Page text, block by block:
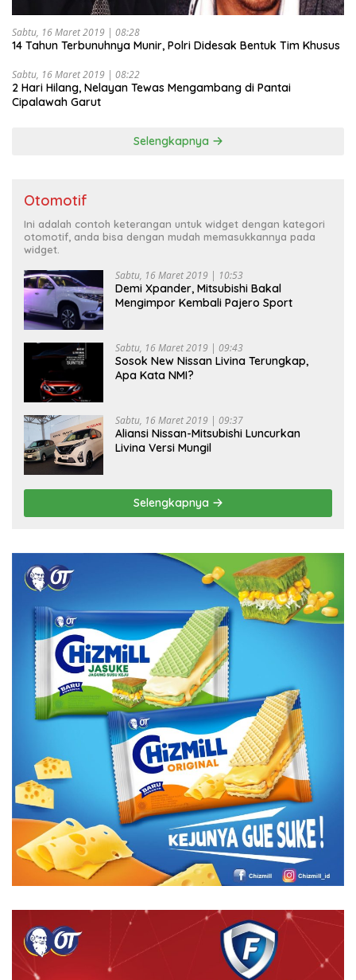
Sabtu, 16 Maret 2019 | 08:28
14 Tahun Terbunuhnya Munir, Polri Didesak Bentuk Tim Khusus
Sabtu, 16 Maret 2019 | 08:22
2 Hari Hilang, Nelayan Tewas Mengambang di Pantai
Cipalawah Garut
Selengkapnya
Otomotif
Ini adalah contoh keterangan untuk widget dengan kategori
otomotif, anda bisa dengan mudah memasukkannya pada
widget.
Sabtu, 16 Maret 2019 | 10:53
Demi Xpander, Mitsubishi Bakal
Mengimpor Kembali Pajero Sport
Sabtu, 16 Maret 2019 | 09:43
Sosok New Nissan Livina Terungkap,
Apa Kata NMI?
Sabtu, 16 Maret 2019 | 09:37
Aliansi Nissan-Mitsubishi Luncurkan
Livina Versi Mungil
Selengkapnya